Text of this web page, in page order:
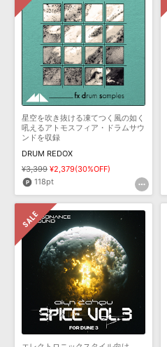
星空を吹き抜ける凍てつく風の如く
吼えるアトモスフィア・ドラムサウ
ンドを収録
DRUM REDOX
¥3,399 ¥2,379(30%OFF)
118pt